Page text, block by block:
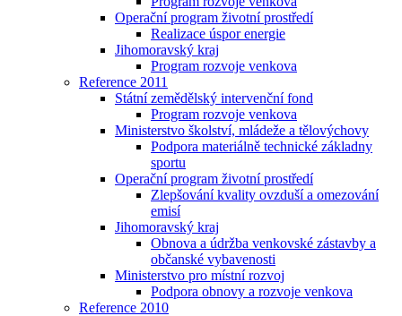
Operační program životní prostředí
Realizace úspor energie
Jihomoravský kraj
Program rozvoje venkova
Reference 2011
Státní zemědělský intervenční fond
Program rozvoje venkova
Ministerstvo školství, mládeže a tělovýchovy
Podpora materiálně technické základny
sportu
Operační program životní prostředí
Zlepšování kvality ovzduší a omezování
emisí
Jihomoravský kraj
Obnova a údržba venkovské zástavby a
občanské vybavenosti
Ministerstvo pro místní rozvoj
Podpora obnovy a rozvoje venkova
Reference 2010